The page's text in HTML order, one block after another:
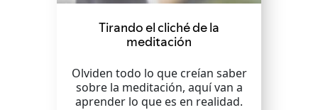
Tirando el cliché de la
meditación
Olviden todo lo que creían saber
sobre la meditación, aquí van a
aprender lo que es en realidad.